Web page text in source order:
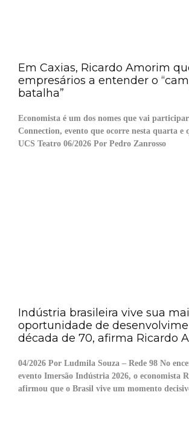
Em Caxias, Ricardo Amorim
empresários a entender o
batalha”
Economista é um dos nomes que vai
Connection, evento que ocorre nesta quarta
UCS Teatro 06/2026 Por Pedro Zanrosso
Indústria brasileira vive sua
oportunidade de
década de 70, afirma Ricardo
04/2026 Por Ludmila Souza – Rede 98 No
evento Imersão Indústria 2026, o economista
afirmou que o Brasil vive um momento